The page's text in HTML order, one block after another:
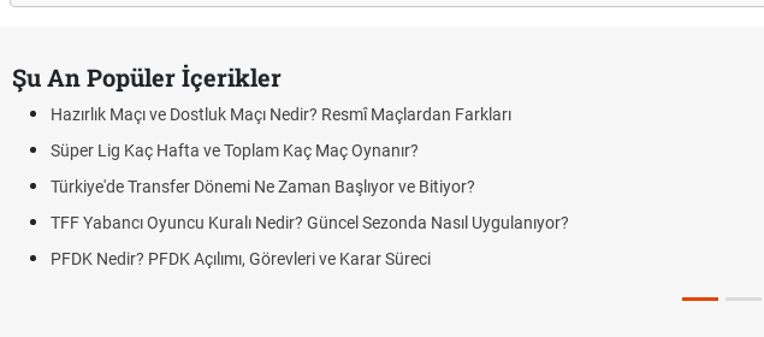
Şu An Popüler İçerikler
Hazırlık Maçı ve Dostluk Maçı Nedir? Resmî Maçlardan Farkları
Süper Lig Kaç Hafta ve Toplam Kaç Maç Oynanır?
Türkiye'de Transfer Dönemi Ne Zaman Başlıyor ve Bitiyor?
TFF Yabancı Oyuncu Kuralı Nedir? Güncel Sezonda Nasıl Uygulanıyor?
PFDK Nedir? PFDK Açılımı, Görevleri ve Karar Süreci